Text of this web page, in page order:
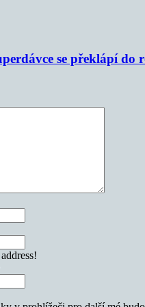
se překlápí do